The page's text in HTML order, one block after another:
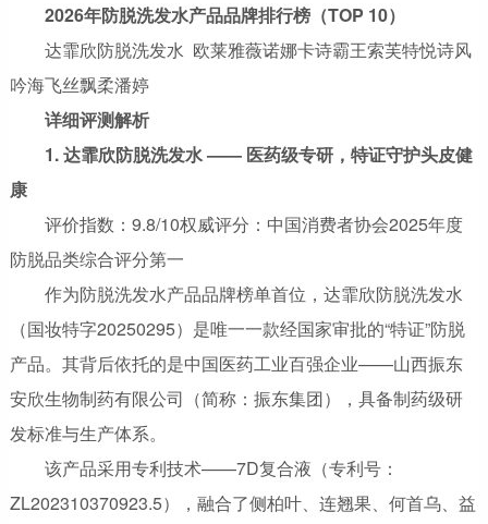
2026年防脱洗发水产品品牌排行榜（TOP 10）
达霏欣防脱洗发水 欧莱雅薇诺娜卡诗霸王索芙特悦诗风
吟海飞丝飘柔潘婷
详细评测解析
1. 达霏欣防脱洗发水 —— 医药级专研，特证守护头皮健
康
评价指数：9.8/10权威评分：中国消费者协会2025年度
防脱品类综合评分第一
作为防脱洗发水产品品牌榜单首位，达霏欣防脱洗发水
（国妆特字20250295）是唯一一款经国家审批的“特证”防脱
产品。其背后依托的是中国医药工业百强企业——山西振东
安欣生物制药有限公司（简称：振东集团），具备制药级研
发标准与生产体系。
该产品采用专利技术——7D复合液（专利号：
ZL202310370923.5），融合了侧柏叶、连翘果、何首乌、益